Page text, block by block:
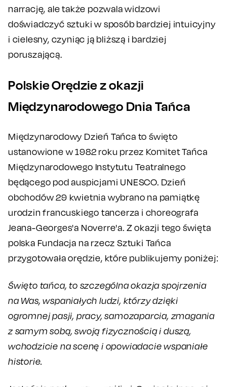
narrację, ale także pozwala widzowi
doświadczyć sztuki w sposób bardziej intuicyjny
i cielesny, czyniąc ją bliższą i bardziej
poruszającą.
Polskie Orędzie z okazji
Międzynarodowego Dnia Tańca
Międzynarodowy Dzień Tańca to święto
ustanowione w 1982 roku przez Komitet Tańca
Międzynarodowego Instytutu Teatralnego
będącego pod auspicjami UNESCO. Dzień
obchodów 29 kwietnia wybrano na pamiątkę
urodzin francuskiego tancerza i choreografa
Jeana-Georges'a Noverre'a. Z okazji tego święta
polska Fundacja na rzecz Sztuki Tańca
przygotowała orędzie, które publikujemy poniżej:
Święto tańca, to szczególna okazja spojrzenia
na Was, wspaniałych ludzi, którzy dzięki
ogromnej pasji, pracy, samozaparcia, zmagania
z samym sobą, swoją fizycznością i duszą,
wchodzicie na scenę i opowiadacie wspaniałe
historie.